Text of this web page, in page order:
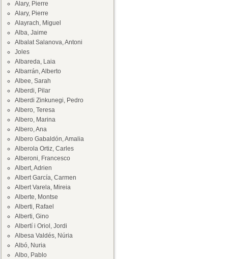
Alary, Pierre
Alary, Pierre
Alayrach, Miguel
Alba, Jaime
Albalat Salanova, Antoni
Joles
Albareda, Laia
Albarrán, Alberto
Albee, Sarah
Alberdi, Pilar
Alberdi Zinkunegi, Pedro
Albero, Teresa
Albero, Marina
Albero, Ana
Albero Gabaldón, Amalia
Alberola Ortiz, Carles
Alberoni, Francesco
Albert, Adrien
Albert García, Carmen
Albert Varela, Mireia
Alberte, Montse
Alberti, Rafael
Alberti, Gino
Albertí i Oriol, Jordi
Albesa Valdés, Núria
Albó, Nuria
Albo, Pablo